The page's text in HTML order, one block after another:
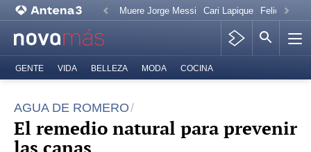
Muere Jorge Messi Cari Lapique Felicitación
GENTE VIDA BELLEZA MODA COCINA
AGUA DE ROMERO
El remedio natural para prevenir